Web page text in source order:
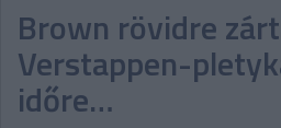
DIGITÁLIS MAGAZIN
Brown rövidre
Verstappen-
időre…